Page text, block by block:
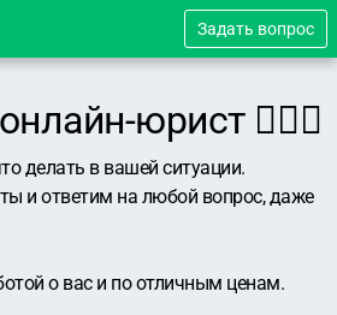
Задать вопрос
юрист 👨🏻‍⚖️
делать в вашей ситуации.
и ответим на любой вопрос, даже
о вас и по отличным ценам.